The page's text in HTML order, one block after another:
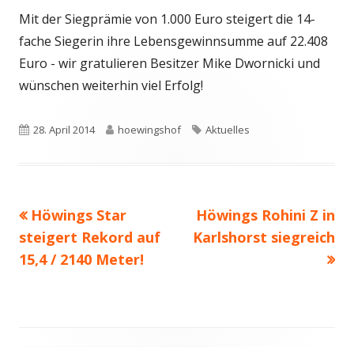
Mit der Siegprämie von 1.000 Euro steigert die 14-
fache Siegerin ihre Lebensgewinnsumme auf 22.408
Euro - wir gratulieren Besitzer Mike Dwornicki und
wünschen weiterhin viel Erfolg!
Veröffentlicht
28. April 2014 Autor
hoewingshof Schlagwörter
Aktuelles
Beitragsnavigation
Vorheriger
Beitrag:
Höwings Star
steigert Rekord auf
15,4 / 2140 Meter!
Nächster
Beitrag
Höwings Rohini Z in
Karlshorst siegreich